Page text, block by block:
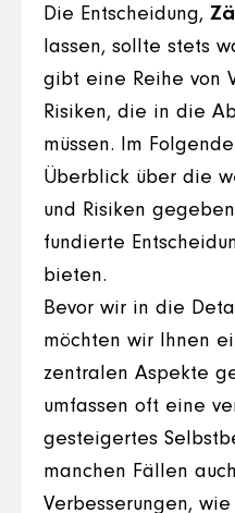
Die Entscheidung,
lassen, sollte stets
gibt eine Reihe von
Risiken, die in die
müssen. Im
Überblick über die
und Risiken
fundierte
bieten.
Bevor wir in die
möchten wir Ihnen
zentralen Aspekte
umfassen oft eine
gesteigertes
manchen Fällen
Verbesserungen,